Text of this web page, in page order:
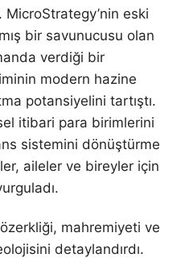
MicroStrategy’nin eski
bir savunucusu olan
verdiği bir
modern hazine
potansiyelini tartıştı.
itibari para birimlerini
sistemini dönüştürme
aileler ve bireyler için
mahremiyeti ve
detaylandırdı.